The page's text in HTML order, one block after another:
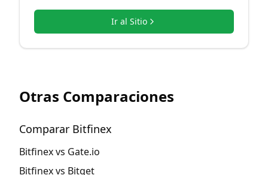
Ir al Sitio
Otras Comparaciones
Comparar Bitfinex
Bitfinex vs Gate.io
Bitfinex vs Bitget